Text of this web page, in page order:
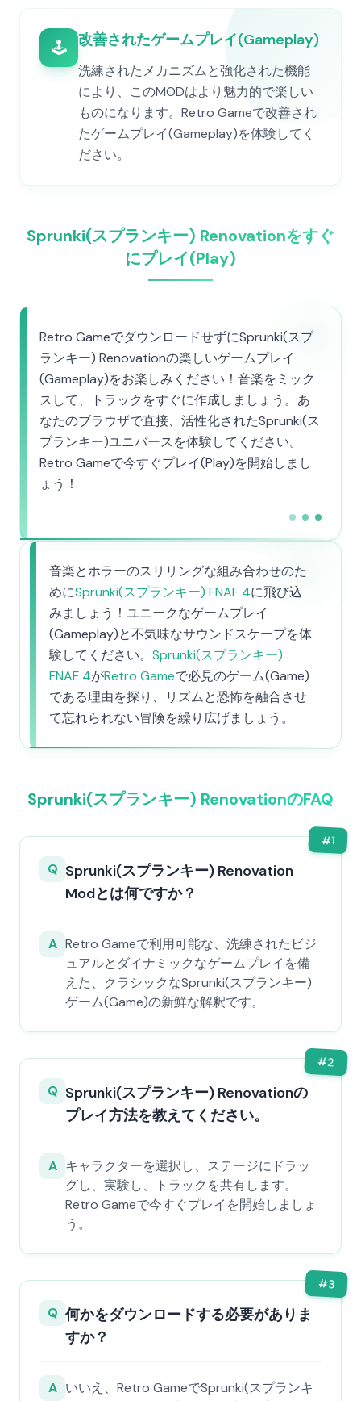
🕹️ 改善されたゲームプレイ(Gameplay)
洗練されたメカニズムと強化された機能
により、このMODはより魅力的で楽しい
ものになります。Retro Gameで改善され
たゲームプレイ(Gameplay)を体験してく
ださい。
Sprunki(スプランキー) Renovationをすぐ
にプレイ(Play)
Retro GameでダウンロードせずにSprunki(スプ
ランキー) Renovationの楽しいゲームプレイ
(Gameplay)をお楽しみください！音楽をミック
スして、トラックをすぐに作成しましょう。あ
なたのブラウザで直接、活性化されたSprunki(ス
プランキー)ユニバースを体験してください。
Retro Gameで今すぐプレイ(Play)を開始しまし
ょう！
音楽とホラーのスリリングな組み合わせのた
めにSprunki(スプランキー) FNAF 4に飛び込
みましょう！ユニークなゲームプレイ
(Gameplay)と不気味なサウンドスケープを体
験してください。 Sprunki(スプランキー)
FNAF 4がRetro Gameで必見のゲーム(Game)
である理由を探り、リズムと恐怖を融合させ
て忘れられない冒険を繰り広げましょう。
Sprunki(スプランキー) RenovationのFAQ
#1
Q Sprunki(スプランキー) Renovation
Modとは何ですか？
A Retro Gameで利用可能な、洗練されたビジ
ュアルとダイナミックなゲームプレイを備
えた、クラシックなSprunki(スプランキー)
ゲーム(Game)の新鮮な解釈です。
#2
Q Sprunki(スプランキー) Renovationの
プレイ方法を教えてください。
A キャラクターを選択し、ステージにドラッ
グし、実験し、トラックを共有します。
Retro Gameで今すぐプレイを開始しましょ
う。
#3
Q 何かをダウンロードする必要がありま
すか？
A いいえ、Retro GameでSprunki(スプランキ